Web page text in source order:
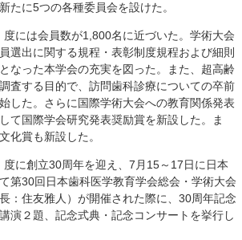
たに5つの各種委員会を設けた。
には会員数が1,800名に近づいた。学術大会
選出に関する規程・表彰制度規程および細則
なった本学会の充実を図った。また、超高齢
査する目的で、訪問歯科診療についての卒前
した。さらに国際学術大会への教育関係発表
て国際学会研究発表奨励賞を新設した。ま
化賞も新設した。
に創立30周年を迎え、7月15～17日に日本
第30回日本歯科医学教育学会総会・学術大会
：住友雅人）が開催された際に、30周年記念
演２題、記念式典・記念コンサートを挙行し